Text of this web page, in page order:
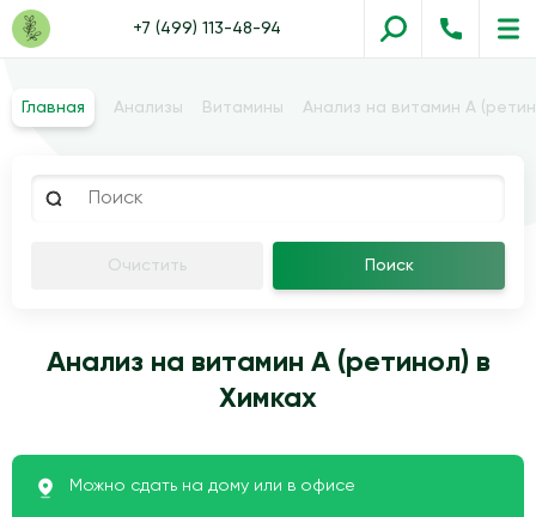
+7 (499) 113-48-94
Главная Анализы Витамины Анализ на витамин А
Очистить Поиск
Анализ на витамин А (ретинол) в
Химках
Можно сдать на дому или в офисе